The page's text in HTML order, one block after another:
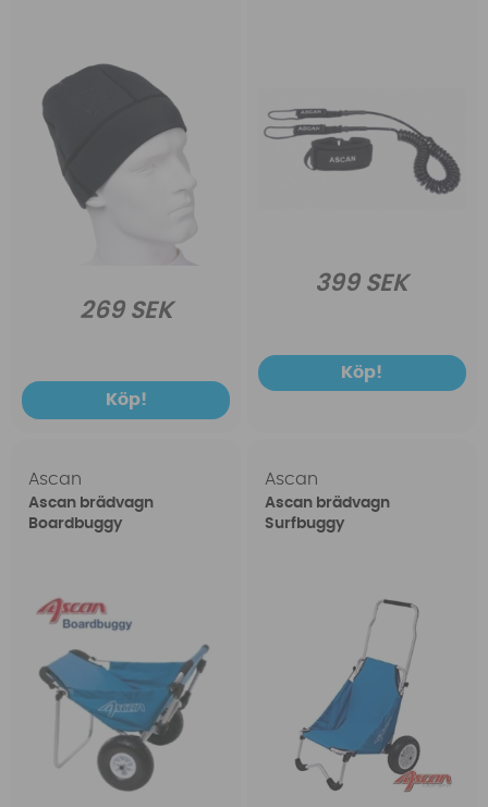
269 SEK
Köp!
399 SEK
Köp!
Ascan
Ascan brädvagn
Boardbuggy
Ascan
Ascan brädvagn
Surfbuggy